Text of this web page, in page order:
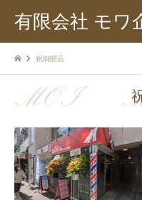
有限会社 モワ
祝御開店